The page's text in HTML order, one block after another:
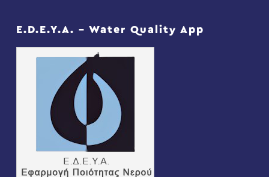
E.D.E.Y.A. – Water Quality App